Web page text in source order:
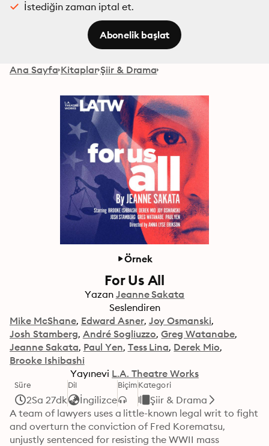
İstediğin zaman iptal et.
Abonelik başlat
Ana Sayfa Kitaplar Şiir & Drama
Örnek
For Us All
Yazan Jeanne Sakata
Seslendiren
Mike McShane Edward Asner Joy Osmanski
Josh Stamberg André Sogliuzzo Greg Watanabe
Jeanne Sakata Paul Yen Tess Lina Derek Mio
Brooke Ishibashi
Yayınevi L.A. Theatre Works
Süre
2Sa 27dk
Dil
İngilizce
BiçimKategori
Şiir & Drama
A team of lawyers uses a little-known legal writ to fight
and overturn the conviction of Fred Korematsu,
unjustly sentenced for resisting the WWII mass